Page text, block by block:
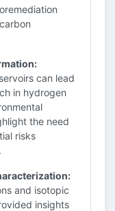
can lead
in hydrogen
the need
risks
and isotopic
insights